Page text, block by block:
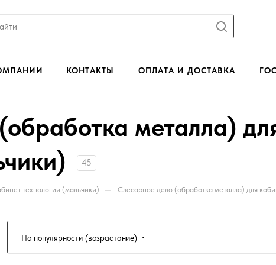
КОНТАКТЫ ОПЛАТА И ДОСТАВКА
металла)
45
технологии (мальчики) — Слесарное дело (обработка металла) для
По популярности (возрастание)